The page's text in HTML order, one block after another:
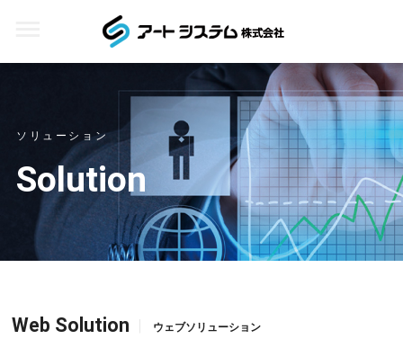
ソリューション
Solution
Web Solution ウェブソリューション